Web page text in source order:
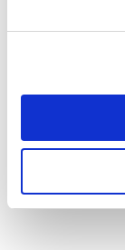
Søren Aggerholm